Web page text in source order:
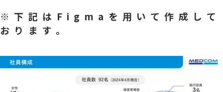
※下記はFigmaを用いて作成して
おります。